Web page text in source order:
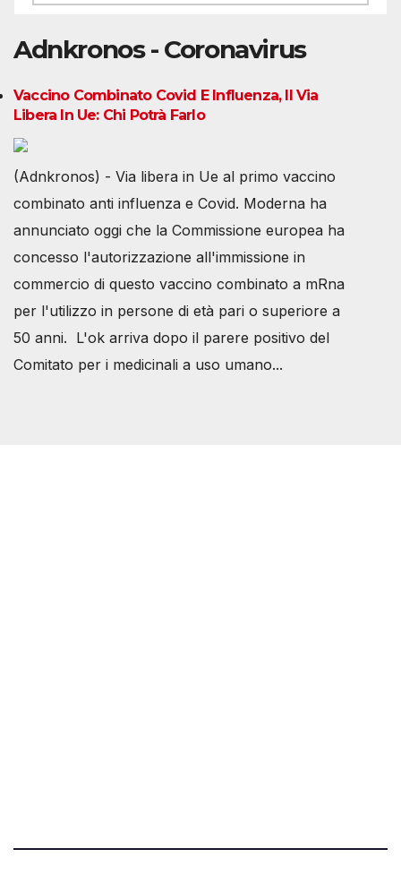
Adnkronos - Coronavirus
Vaccino Combinato Covid E Influenza, Il Via
Libera In Ue: Chi Potrà Farlo
(Adnkronos) - Via libera in Ue al primo vaccino
combinato anti influenza e Covid. Moderna ha
annunciato oggi che la Commissione europea ha
concesso l'autorizzazione all'immissione in
commercio di questo vaccino combinato a mRna
per l'utilizzo in persone di età pari o superiore a
50 anni. L'ok arriva dopo il parere positivo del
Comitato per i medicinali a uso umano...